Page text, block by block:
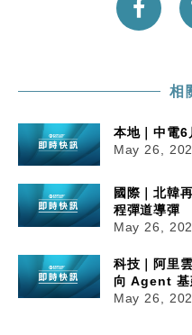
相
本地｜中電6
May 26,
國際｜北韓
程彈道導彈
May 26,
科技｜阿里
向 Agent 基
May 26,